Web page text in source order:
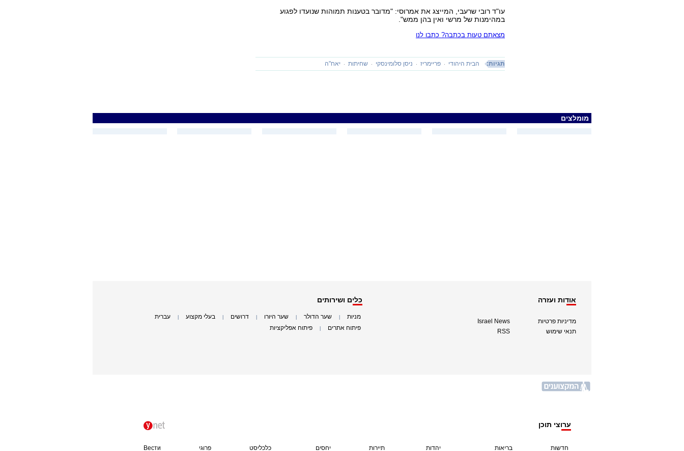
עו"ד רובי שרעבי, המייצג את אמרוסי: "מדובר בטענות תמוהות שנועדו לפגוע
במהימנות של מרשי ואין בהן ממש".
מצאתם טעות בכתבה? כתבו לנו
תגיות: הבית היהודי פריימריז ניסן סלומינסקי שחיתות יאח"ה
מומלצים
אודות ועזרה
מדיניות פרטיות
תנאי שימוש
Israel News
RSS
כלים ושירותים
מניות שער הדולר שער היורו דרושים בעלי מקצוע עברית
פיתוח אתרים פיתוח אפליקציות
ערוצי תוכן
חדשות בריאות יהדות תיירות יחסים כלכליסט פרוגי Вести